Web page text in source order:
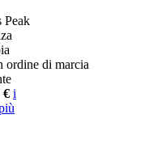
Peak
ordine di marcia
€ i